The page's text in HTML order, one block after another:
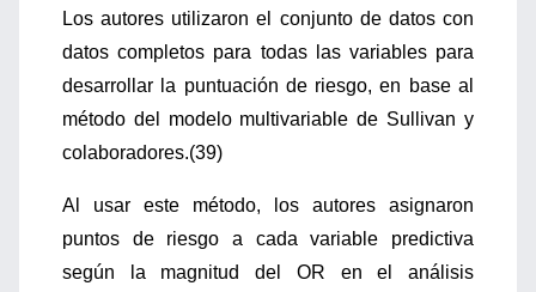
Los autores utilizaron el conjunto de datos con
datos completos para todas las variables para
desarrollar la puntuación de riesgo, en base al
método del modelo multivariable de Sullivan y
colaboradores.(39)
Al usar este método, los autores asignaron
puntos de riesgo a cada variable predictiva
según la magnitud del OR en el análisis